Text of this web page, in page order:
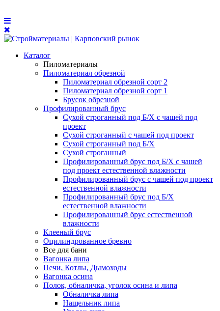
Каталог
Пиломатериалы
Пиломатериал обрезной
Пиломатериал обрезной сорт 2
Пиломатериал обрезной сорт 1
Брусок обрезной
Профилированный брус
Сухой строганный под Б/Х с чашей под
проект
Сухой строганный с чашей под проект
Сухой строганный под Б/Х
Сухой строганный
Профилированный брус под Б/Х с чашей
под проект естественной влажности
Профилированный брус с чашей под проект
естественной влажности
Профилированный брус под Б/Х
естественной влажности
Профилированный брус естественной
влажности
Клееный брус
Оцилиндрованное бревно
Все для бани
Вагонка липа
Печи, Котлы, Дымоходы
Вагонка осина
Полок, обналичка, уголок осина и липа
Обналичка липа
Нащельник липа